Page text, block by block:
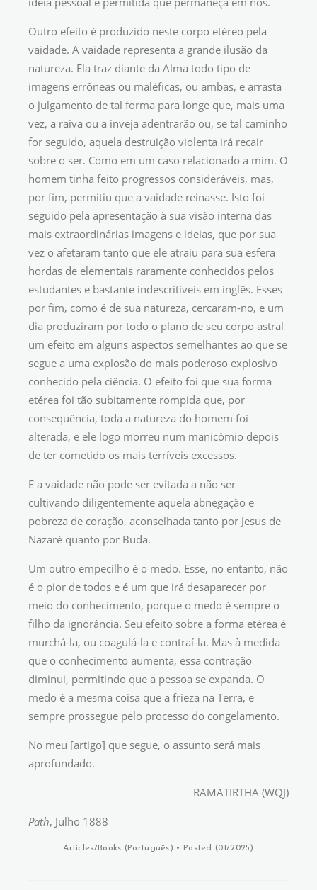
Outro efeito é produzido neste corpo etéreo pela
vaidade. A vaidade representa a grande ilusão da
natureza. Ela traz diante da Alma todo tipo de
imagens errôneas ou maléficas, ou ambas, e arrasta
o julgamento de tal forma para longe que, mais uma
vez, a raiva ou a inveja adentrarão ou, se tal caminho
for seguido, aquela destruição violenta irá recair
sobre o ser. Como em um caso relacionado a mim. O
homem tinha feito progressos consideráveis, mas,
por fim, permitiu que a vaidade reinasse. Isto foi
seguido pela apresentação à sua visão interna das
mais extraordinárias imagens e ideias, que por sua
vez o afetaram tanto que ele atraiu para sua esfera
hordas de elementais raramente conhecidos pelos
estudantes e bastante indescritíveis em inglês. Esses
por fim, como é de sua natureza, cercaram-no, e um
dia produziram por todo o plano de seu corpo astral
um efeito em alguns aspectos semelhantes ao que se
segue a uma explosão do mais poderoso explosivo
conhecido pela ciência. O efeito foi que sua forma
etérea foi tão subitamente rompida que, por
consequência, toda a natureza do homem foi
alterada, e ele logo morreu num manicômio depois
de ter cometido os mais terríveis excessos.
E a vaidade não pode ser evitada a não ser
cultivando diligentemente aquela abnegação e
pobreza de coração, aconselhada tanto por Jesus de
Nazaré quanto por Buda.
Um outro empecilho é o medo. Esse, no entanto, não
é o pior de todos e é um que irá desaparecer por
meio do conhecimento, porque o medo é sempre o
filho da ignorância. Seu efeito sobre a forma etérea é
murchá-la, ou coagulá-la e contraí-la. Mas à medida
que o conhecimento aumenta, essa contração
diminui, permitindo que a pessoa se expanda. O
medo é a mesma coisa que a frieza na Terra, e
sempre prossegue pelo processo do congelamento.
No meu [artigo] que segue, o assunto será mais
aprofundado.
RAMATIRTHA (WQJ)
Path, Julho 1888
Articles/Books ( Português) • Posted (01/2025)